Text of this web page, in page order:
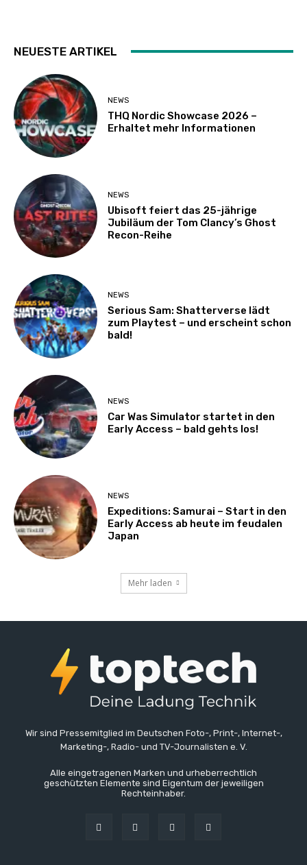
NEUESTE ARTIKEL
NEWS
THQ Nordic Showcase 2026 –
Erhaltet mehr Informationen
NEWS
Ubisoft feiert das 25-jährige
Jubiläum der Tom Clancy’s Ghost
Recon-Reihe
NEWS
Serious Sam: Shatterverse lädt
zum Playtest – und erscheint schon
bald!
NEWS
Car Was Simulator startet in den
Early Access – bald gehts los!
NEWS
Expeditions: Samurai – Start in den
Early Access ab heute im feudalen
Japan
Mehr laden
Wir sind Pressemitglied im Deutschen Foto-, Print-, Internet-,
Marketing-, Radio- und TV-Journalisten e. V.
Alle eingetragenen Marken und urheberrechtlich
geschützten Elemente sind Eigentum der jeweiligen
Rechteinhaber.